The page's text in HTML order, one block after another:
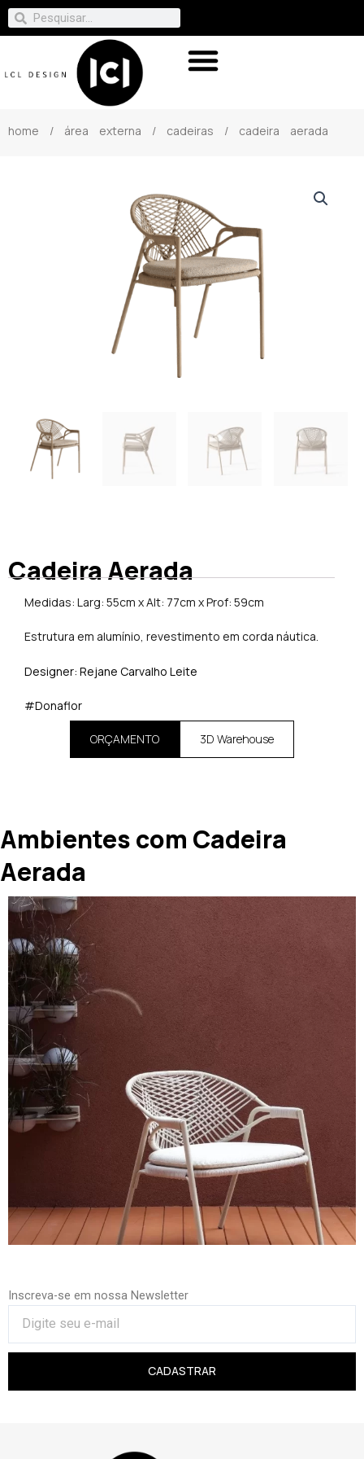
home / área externa / cadeiras / cadeira aerada
Cadeira Aerada
Medidas: Larg: 55cm x Alt: 77cm x Prof: 59cm
Estrutura em alumínio, revestimento em corda náutica.
Designer: Rejane Carvalho Leite
#Donaflor
ORÇAMENTO 3D Warehouse
Ambientes com Cadeira
Aerada
Inscreva-se em nossa Newsletter
CADASTRAR